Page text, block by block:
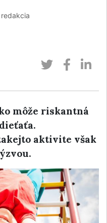
redakcia
môže riskantná
aktivite však